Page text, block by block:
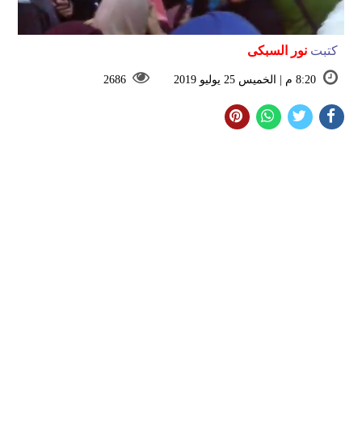
كتبت نور السبكى
8:20 م | الخميس 25 يوليو 2019 2686